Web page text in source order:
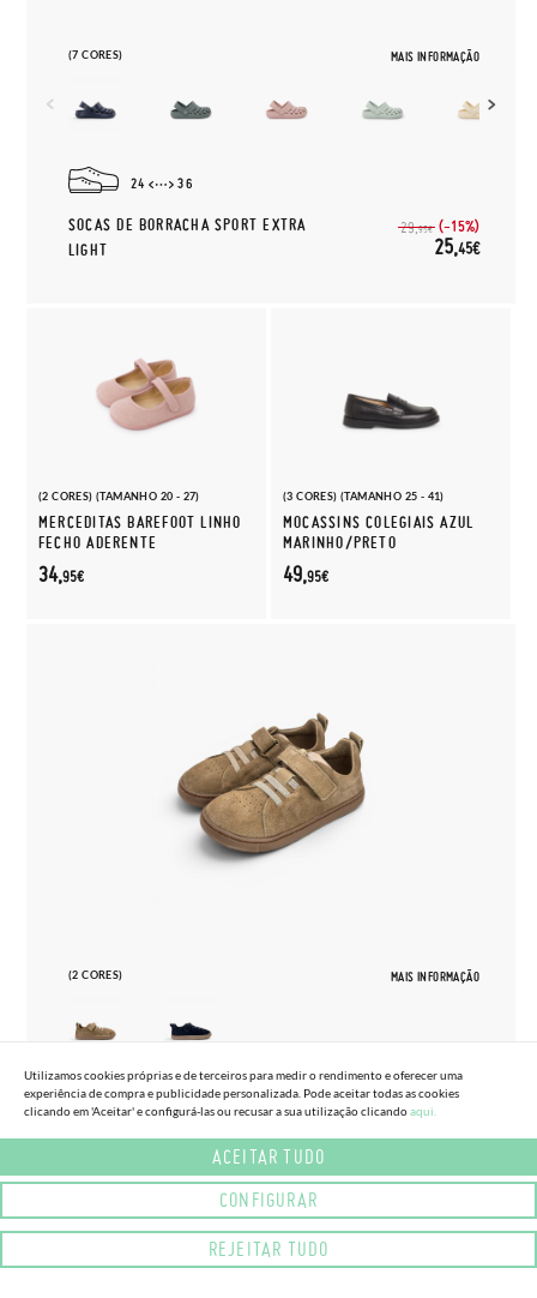
(7 CORES) MAIS INFORMAÇÃO
24 36
SOCAS DE BORRACHA SPORT EXTRA
LIGHT
29,95€ (-15%)
25,45€
(2 CORES) (TAMANHO 20 - 27)
MERCEDITAS BAREFOOT LINHO
FECHO ADERENTE
34,95€
(3 CORES) (TAMANHO 25 - 41)
MOCASSINS COLEGIAIS AZUL
MARINHO/PRETO
49,95€
(2 CORES) MAIS INFORMAÇÃO
27 33
SAPATILHAS BLANDITOS CAMURÇA
Utilizamos cookies próprias e de terceiros para medir o rendimento e oferecer uma
experiência de compra e publicidade personalizada. Pode aceitar todas as cookies
clicando em 'Aceitar' e configurá-las ou recusar a sua utilização clicandoaqui.
ACEITAR TUDO
CONFIGURAR
REJEITAR TUDO